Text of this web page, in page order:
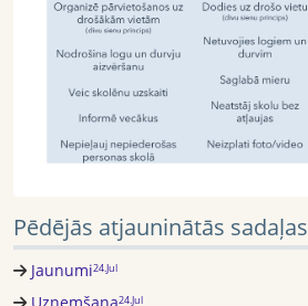
Pēdējās atjauninātās sadaļas
Jaunumi24.Jul
24.Jul